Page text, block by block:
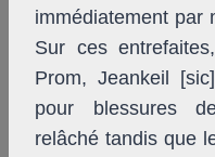
immédiatement
Sur ces
Prom, Jeankeil
pour blessures
relâché tandis que